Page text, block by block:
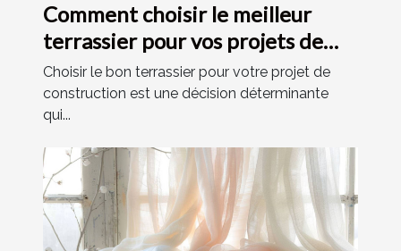
Comment choisir le meilleur
terrassier pour vos projets de
construction
Choisir le bon terrassier pour votre projet de
construction est une décision déterminante
qui...